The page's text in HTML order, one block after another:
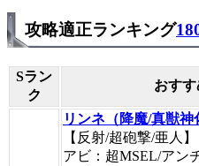
攻略適正ランキング
Sラン
ク
おす
リンネ（降魔/真獣神
【反射/超砲撃/亜人】
アビ：超MSEL/アン